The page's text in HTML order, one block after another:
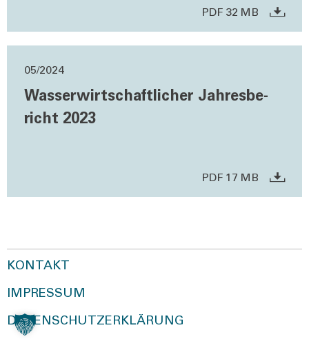
PDF 32 MB
05/2024
Was­ser­wirt­schaft­li­cher Jah­res­be­
richt 2023
PDF 17 MB
KONTAKT
IMPRESSUM
DATENSCHUTZERKLÄRUNG